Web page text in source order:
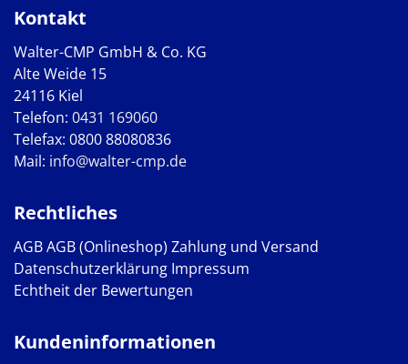
Kontakt
Walter-CMP GmbH & Co. KG
Alte Weide 15
24116 Kiel
Telefon: 0431 169060
Telefax: 0800 88080836
Mail: info@walter-cmp.de
Rechtliches
AGBAGB (Onlineshop) Zahlung und Versand
Datenschutzerklärung Impressum
Echtheit der Bewertungen
Kundeninformationen